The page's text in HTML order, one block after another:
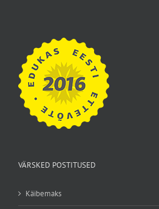
VÄRSKED POSTITUSED
Käibemaks